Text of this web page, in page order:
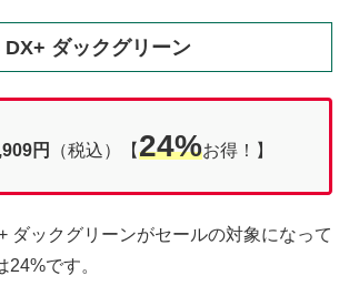
ダックグリーン
円 （税込）【24%お得！】
ダックグリーンがセールの対象になって
です。